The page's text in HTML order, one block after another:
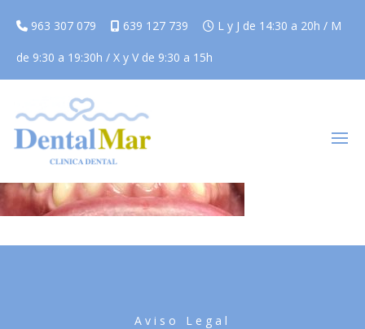
963 307 079 639 127 739 L y J de 14:30 a 20h / M
de 9:30 a 19:30h / X y V de 9:30 a 15h
Aviso Legal